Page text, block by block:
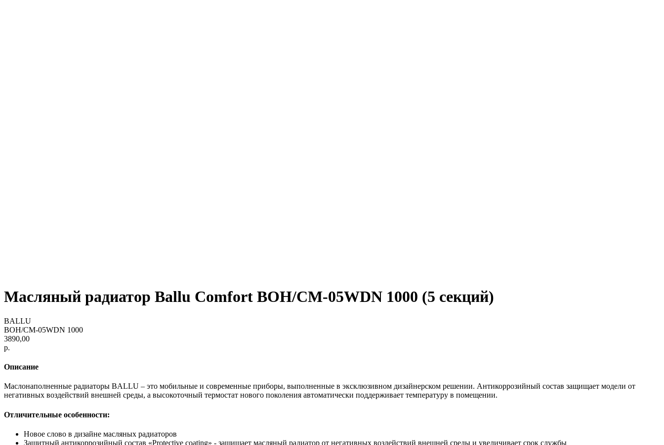
Масляный радиатор Ballu Comfort BOH/CM-05WDN 1000 (5 секций)
BALLU
BOH/CM-05WDN 1000
3890,00
р.
Описание
Маслонаполненные радиаторы BALLU – это мобильные и современные приборы, выполненные в эксклюзивном дизайнерском решении. Антикоррозийный состав защищает модели от
негативных воздействий внешней среды, а высокоточный термостат нового поколения автоматически поддерживает температуру в помещении.
Отличительные особенности:
Новое слово в дизайне масляных радиаторов
Защитный антикоррозийный состав «Protective coating» - защищает масляный радиатор от негативных воздействий внешней среды и увеличивает срок службы